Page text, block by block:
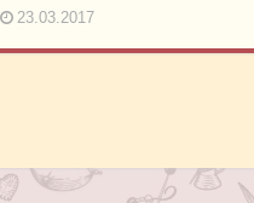
23.03.2017